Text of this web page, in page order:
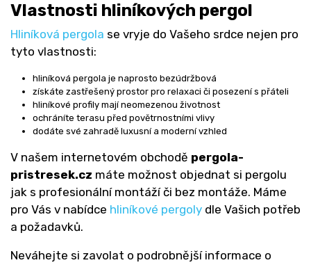
Vlastnosti hliníkových pergol
Hliníková pergola se vryje do Vašeho srdce nejen pro
tyto vlastnosti:
hliníková pergola je naprosto bezúdržbová
získáte zastřešený prostor pro relaxaci či posezení s přáteli
hliníkové profily mají neomezenou životnost
ochráníte terasu před povětrnostními vlivy
dodáte své zahradě luxusní a moderní vzhled
V našem internetovém obchodě pergola-
pristresek.cz máte možnost objednat si pergolu
jak s profesionální montáží či bez montáže. Máme
pro Vás v nabídce hliníkové pergoly dle Vašich potřeb
a požadavků.
Neváhejte si zavolat o podrobnější informace o